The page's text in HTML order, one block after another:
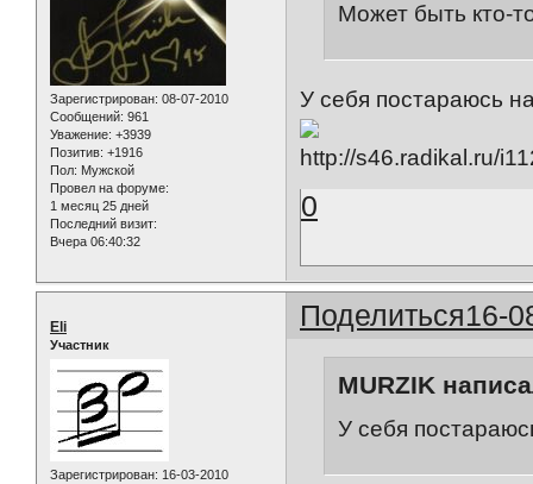
Зарегистрирован: 08-07-2010
Сообщений: 961
Уважение: +3939
Позитив: +1916
Пол: Мужской
Провел на форуме:
1 месяц 25 дней
Последний визит:
Вчера 06:40:32
Может быть кто-
У себя постараюсь
0
Поделиться16-
Eli
Участник
Зарегистрирован: 16-03-2010
MURZIK
У себя